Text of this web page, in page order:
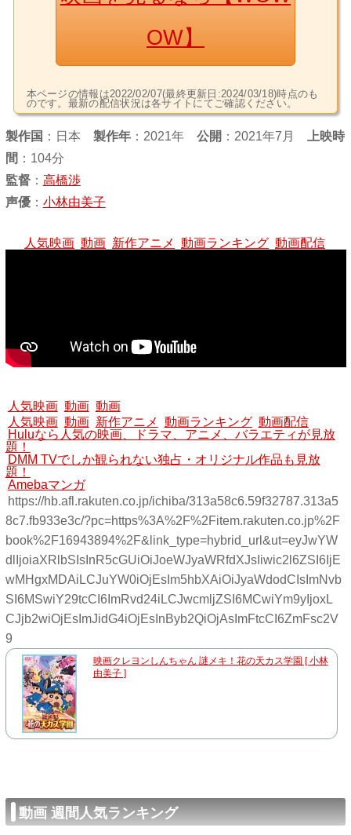
OW】
本ページの情報は2022/02/07(最終更新日:2024/03/18)時点のも
のです。最新の配信状況は各サイトにてご確認ください。
製作国 ： 日本 製作年：2021年 公開 ：2021年7月
上映時
間 ：104分
監督： 高橋渉
声優： 小林由美子
人気映画 動画 新作アニメ 動画ランキング 動画配信
人気映画 動画 動画
人気映画 動画 新作アニメ 動画ランキング 動画配信
Huluなら人気の映画、ドラマ、アニメ、バラエティが見放
題！
DMM TVでしか観られない独占・オリジナル作品も見放
題！
Amebaマンガ
https://hb.afl.rakuten.co.jp/ichiba/313a58c6.59f32787.313a5
8c7.fb933e3c/?pc=https%3A%2F%2Fitem.rakuten.co.jp%2F
book%2F16943894%2F&link_type=hybrid_url&ut=eyJwYW
dlIjoiaXRlbSIsInR5cGUiOiJoeWJyaWRfdXJsIiwic2l6ZSI6IjE
wMHgxMDAiLCJuYW0iOjEsIm5hbXAiOiJyaWdodCIsImNvb
SI6MSwiY29tcCI6ImRvd24iLCJwcmljZSI6MCwiYm9yIjoxL
CJjb2wiOjEsImJidG4iOjEsInByb2QiOjAsImFtcCI6ZmFsc2V
9
映画クレヨンしんちゃん 謎メキ！花の天カス学園 [ 小林
由美子 ]
動画 週間人気ランキング